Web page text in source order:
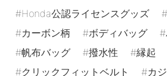
Honda公認ライセンスグッズ
カーボン柄
ボディバッグ
帆布バッグ
撥水性
縁起
クリックフィットベルト
カ